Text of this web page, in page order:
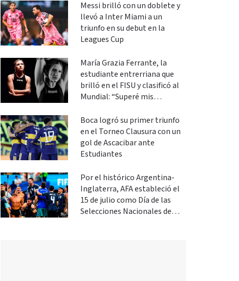
Messi brilló con un doblete y
llevó a Inter Miami a un
triunfo en su debut en la
Leagues Cup
María Grazia Ferrante, la
estudiante entrerriana que
brilló en el FISU y clasificó al
Mundial: “Superé mis
Boca logró su primer triunfo
en el Torneo Clausura con un
gol de Ascacibar ante
Estudiantes
Por el histórico Argentina-
Inglaterra, AFA estableció el
15 de julio como Día de las
Selecciones Nacionales de